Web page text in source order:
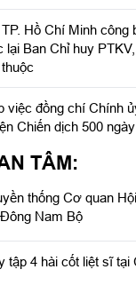
Hồ Chí Minh công
lại Ban Chỉ huy
việc đồng chí Chính
Chiến dịch 500
TÂM:
thống Cơ quan
Nam Bộ
tập 4 hài cốt liệt sĩ tại